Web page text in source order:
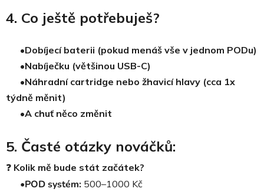
4. Co ještě potřebuješ?
•Dobíjecí baterii (pokud menáš vše v jednom PODu)
•Nabíječku (většinou USB-C)
•Náhradní cartridge nebo žhavicí hlavy (cca 1x
týdně měnit)
•A chuť něco změnit
5. Časté otázky nováčků:
❓ Kolik mě bude stát začátek?
•POD systém: 500–1000 Kč